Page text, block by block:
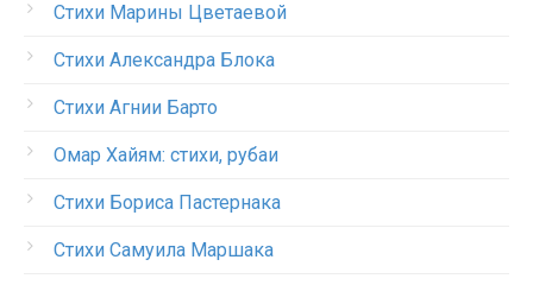
Стихи Марины Цветаевой
Стихи Александра Блока
Стихи Агнии Барто
Омар Хайям: стихи, рубаи
Стихи Бориса Пастернака
Стихи Самуила Маршака